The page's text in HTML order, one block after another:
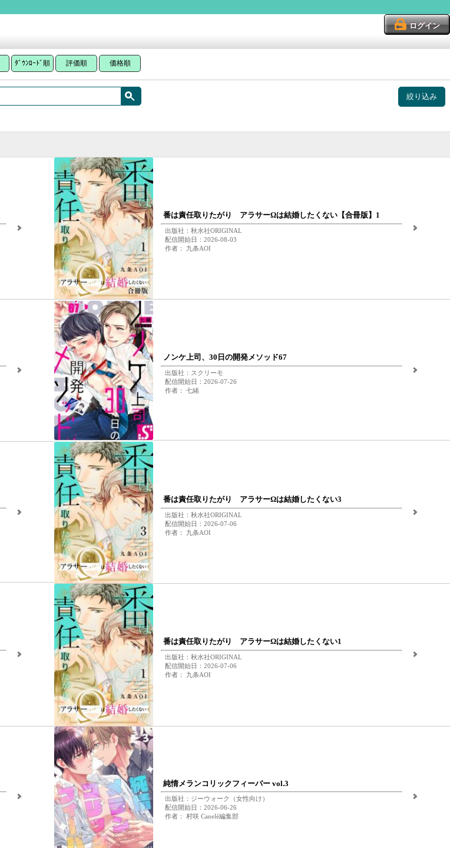
ログイン
ﾀﾞｳﾝﾛｰﾄﾞ順 評価順 価格順
絞り込み
番は責任取りたがり アラサーΩは結婚したくない【合冊版】1
出版社：秋水社ORIGINAL
配信開始日：2026-08-03
作者： 九条AOI
ノンケ上司、30日の開発メソッド67
出版社：スクリーモ
配信開始日：2026-07-26
作者： 七緒
番は責任取りたがり アラサーΩは結婚したくない3
出版社：秋水社ORIGINAL
配信開始日：2026-07-06
作者： 九条AOI
番は責任取りたがり アラサーΩは結婚したくない1
出版社：秋水社ORIGINAL
配信開始日：2026-07-06
作者： 九条AOI
純情メランコリックフィーバー vol.3
出版社：ジーウォーク（女性向け）
配信開始日：2026-06-26
作者： 村咲 Canelé編集部